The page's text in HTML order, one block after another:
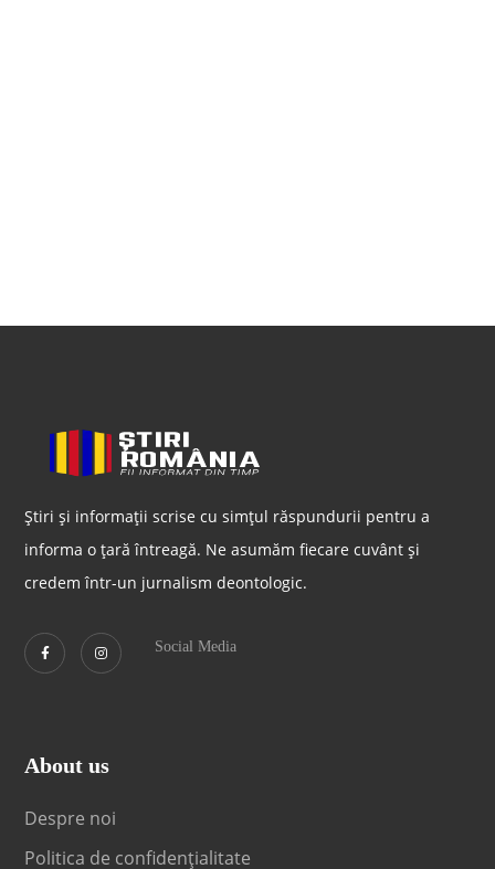
Știri și informații scrise cu simțul răspundurii pentru a
informa o țară întreagă. Ne asumăm fiecare cuvânt și
credem într-un jurnalism deontologic.
Social Media
About us
Despre noi
Politica de confidențialitate